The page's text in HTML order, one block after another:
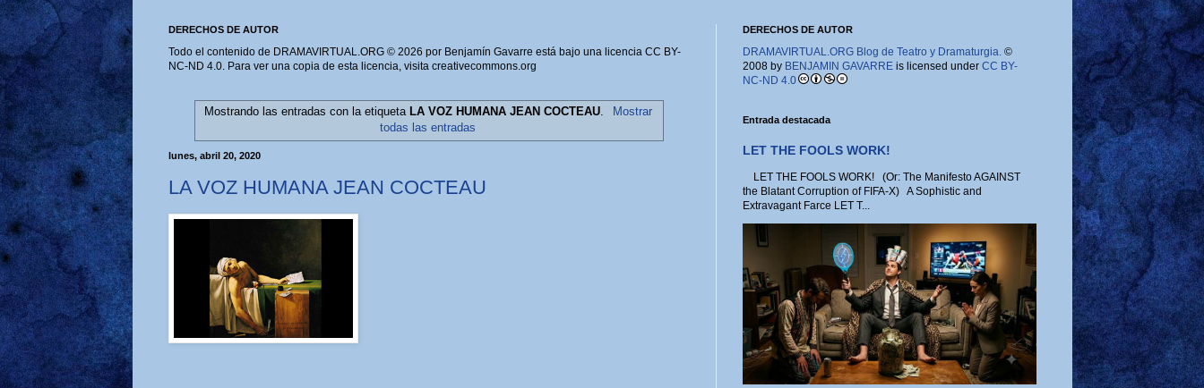
DERECHOS DE AUTOR
Todo el contenido de DRAMAVIRTUAL.ORG © 2026 por Benjamín Gavarre está bajo una licencia CC BY-
NC-ND 4.0. Para ver una copia de esta licencia, visita creativecommons.org
Mostrando las entradas con la etiqueta LA VOZ HUMANA JEAN COCTEAU.
Mostrar
todas las entradas
lunes, abril 20, 2020
LA VOZ HUMANA JEAN COCTEAU
DERECHOS DE AUTOR
DRAMAVIRTUAL.ORG Blog de Teatro y Dramaturgia.©
2008 by BENJAMIN GAVARREis licensed under CC BY-
NC-ND 4.0
Entrada destacada
LET THE FOOLS WORK!
LET THE FOOLS WORK! (Or: The Manifesto AGAINST
the Blatant Corruption of FIFA-X) A Sophistic and
Extravagant Farce LET T...